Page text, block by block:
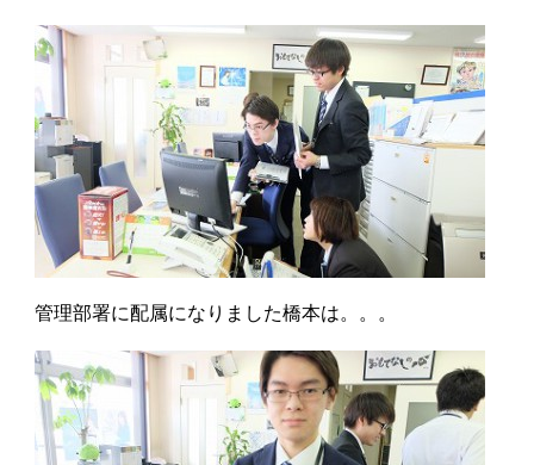
管理部署に配属になりました橋本は。。。